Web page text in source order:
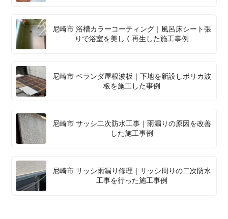
尼崎市 浴槽カラーコーティング｜風呂床シート張
りで浴室を美しく再生した施工事例
尼崎市 ベランダ屋根波板｜下地を新設しポリカ波
板を施工した事例
尼崎市 サッシ二次防水工事｜雨漏りの原因を改善
した施工事例
尼崎市 サッシ雨漏り修理｜サッシ周りの二次防水
工事を行った施工事例